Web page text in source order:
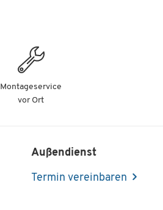
Montageservice
vor Ort
Außendienst
Termin vereinbaren